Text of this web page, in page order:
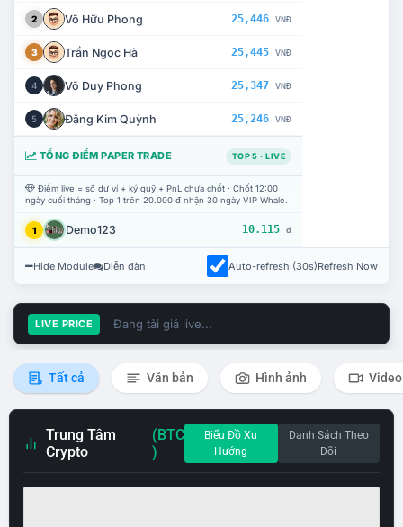
2 Võ Hữu Phong 25,446 VNĐ
3 Trần Ngọc Hà 25,445 VNĐ
4 Võ Duy Phong 25,347 VNĐ
5 Đặng Kim Quỳnh 25,246 VNĐ
TỔNG ĐIỂM PAPER TRADE TOP 5 · LIVE
Điểm live = số dư ví + ký quỹ + PnL chưa chốt · Chốt 12:00
ngày cuối tháng · Top 1 trên 20.000 đ nhận 30 ngày VIP Whale.
1 Demo123 10.115 đ
Hide Module Diễn đàn Auto-refresh (30s)Refresh Now
LIVE PRICE Đang tải giá live...
Tất cả Văn bản Hình ảnh Video
Trung Tâm
Crypto
(BTC
)
Biểu Đồ Xu
Hướng
Danh Sách Theo
Dõi